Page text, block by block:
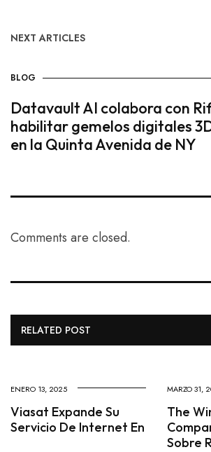
NEXT ARTICLES
BLOG
Datavault AI colabora con
habilitar gemelos digitales
en la Quinta Avenida de NY
Comments are closed.
RELATED POST
ENERO 13, 2025
Viasat Expande Su
Servicio De Internet En
MARZO 31,
The
Sobre